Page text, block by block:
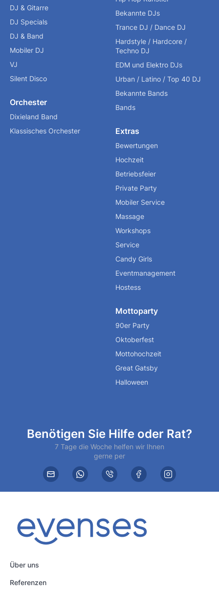
DJ & Gitarre
DJ Specials
DJ & Band
Mobiler DJ
VJ
Silent Disco
Orchester
Dixieland Band
Klassisches Orchester
Bekannte DJs
Trance DJ / Dance DJ
Hardstyle / Hardcore /
Techno DJ
EDM und Elektro DJs
Urban / Latino / Top 40 DJ
Bekannte Bands
Bands
Extras
Bewertungen
Hochzeit
Betriebsfeier
Private Party
Mobiler Service
Massage
Workshops
Service
Candy Girls
Eventmanagement
Hostess
Mottoparty
90er Party
Oktoberfest
Mottohochzeit
Great Gatsby
Halloween
Benötigen Sie Hilfe oder Rat?
7 Tage die Woche helfen wir Ihnen
gerne per
Über uns
Referenzen